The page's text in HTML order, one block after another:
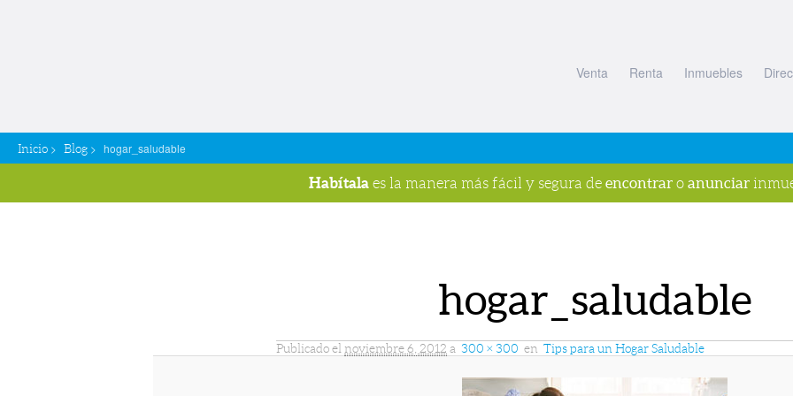
Venta Renta Inmuebles
Inicio > Blog > hogar_saludable
Habítala es la manera más fácil y segura de encontrar o anunciar
hogar_saludable
Publicado el noviembre 6, 2012 a 300 × 300 en Tips para un Hogar Saludable